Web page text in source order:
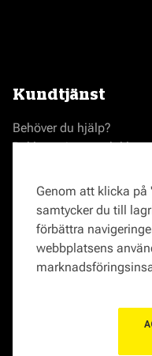
Kundtjänst
Behöver du hjälp?
Reklamationer och
Frågor om verkstäder?
Genom att klicka
samtycker du till
förbättra
webbplatsens